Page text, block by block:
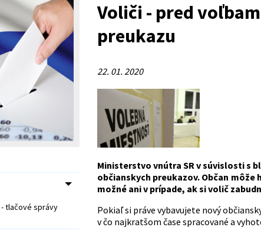
tlačové správy
Voliči - pred
preukazu
22. 01. 2020
Ministerstvo vnútra SR v súvislosti s
občianskych preukazov. Občan
možné ani v prípade, ak si volič
Pokiaľ si práve vybavujete nový
v čo najkratšom čase spracované a